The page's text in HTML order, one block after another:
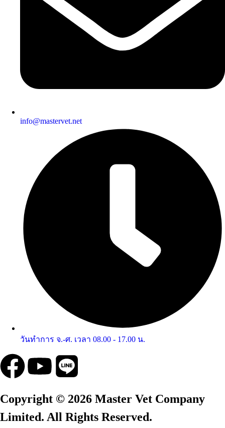
info@mastervet.net
วันทำการ จ.-ศ. เวลา 08.00 - 17.00 น.
Copyright © 2026 Master Vet Company
Limited. All Rights Reserved.